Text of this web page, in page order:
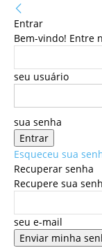
Entrar
Bem-vindo! Entre
seu usuário
sua senha
Esqueceu sua
Recuperar senha
Recupere sua
seu e-mail